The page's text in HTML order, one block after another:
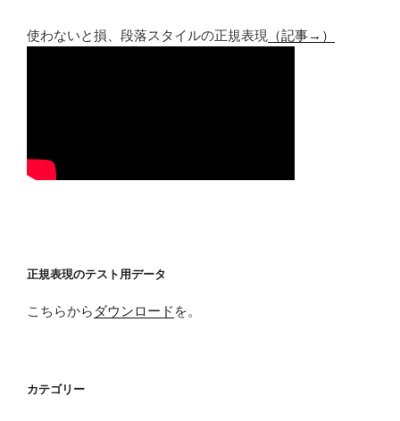
使わないと損、段落スタイルの正規表現 （記事→）
正規表現のテスト用データ
こちらから ダウンロード を。
カテゴリー